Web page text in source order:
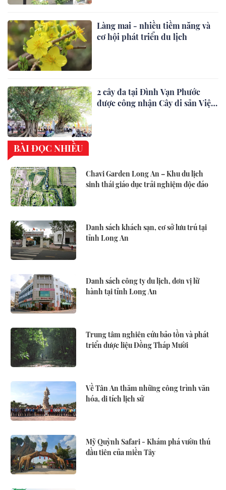
Làng mai - nhiều tiềm năng và
cơ hội phát triển du lịch
2 cây đa tại Đình Vạn Phước
được công nhận Cây di sản Việt
BÀI ĐỌC NHIỀU
Chavi Garden Long An – Khu du lịch
sinh thái giáo dục trải nghiệm độc đáo
Danh sách khách sạn, cơ sở lưu trú tại
tỉnh Long An
Danh sách công ty du lịch, đơn vị lữ
hành tại tỉnh Long An
Trung tâm nghiên cứu bảo tồn và phát
triển dược liệu Đồng Tháp Mười
Về Tân An thăm những công trình văn
hóa, di tích lịch sử
Mỹ Quỳnh Safari - Khám phá vườn thú
đầu tiên của miền Tây